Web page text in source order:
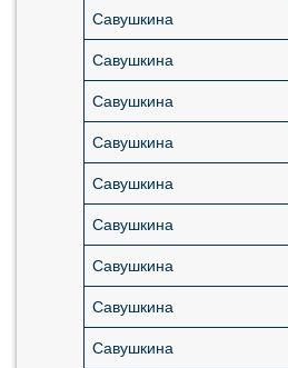
Савушкина
Савушкина
Савушкина
Савушкина
Савушкина
Савушкина
Савушкина
Савушкина
Савушкина